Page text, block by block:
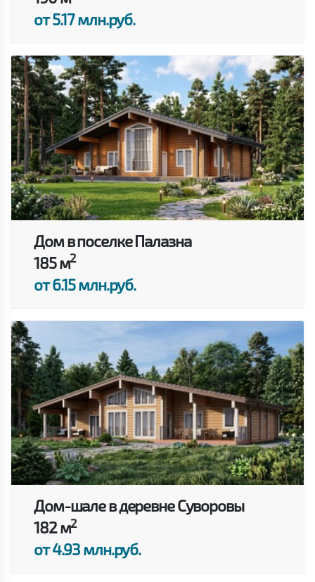
от 5.17 млн.руб.
Дом в поселке Палазна
185 м2
от 6.15 млн.руб.
Дом-шале в деревне Суворовы
182 м2
от 4.93 млн.руб.